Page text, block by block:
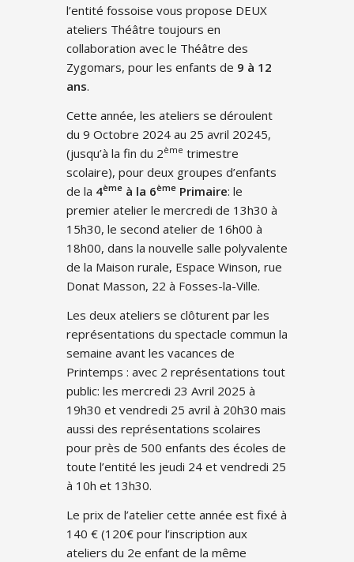
l’entité fossoise vous propose DEUX
ateliers Théâtre toujours en
collaboration avec le Théâtre des
Zygomars, pour les enfants de 9 à 12
ans.
Cette année, les ateliers se déroulent
du 9 Octobre 2024 au 25 avril 20245,
(jusqu’à la fin du 2ème trimestre
scolaire), pour deux groupes d’enfants
de la 4ème à la 6ème Primaire: le
premier atelier le mercredi de 13h30 à
15h30, le second atelier de 16h00 à
18h00, dans la nouvelle salle polyvalente
de la Maison rurale, Espace Winson, rue
Donat Masson, 22 à Fosses-la-Ville.
Les deux ateliers se clôturent par les
représentations du spectacle commun la
semaine avant les vacances de
Printemps : avec 2 représentations tout
public: les mercredi 23 Avril 2025 à
19h30 et vendredi 25 avril à 20h30 mais
aussi des représentations scolaires
pour près de 500 enfants des écoles de
toute l’entité les jeudi 24 et vendredi 25
à 10h et 13h30.
Le prix de l’atelier cette année est fixé à
140 € (120€ pour l’inscription aux
ateliers du 2e enfant de la même